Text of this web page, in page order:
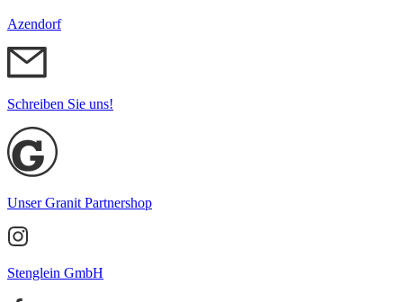
Azendorf
Schreiben Sie uns!
Unser Granit Partnershop
Stenglein GmbH